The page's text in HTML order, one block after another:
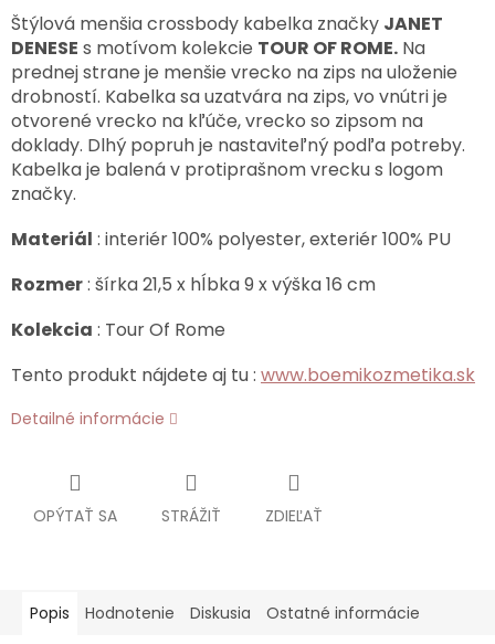
Štýlová menšia crossbody kabelka značky JANET
DENESE s motívom kolekcie TOUR OF ROME. Na
prednej strane je menšie vrecko na zips na uloženie
drobností. Kabelka sa uzatvára na zips, vo vnútri je
otvorené vrecko na kľúče, vrecko so zipsom na
doklady. Dlhý popruh je nastaviteľný podľa potreby.
Kabelka je balená v protiprašnom vrecku s logom
značky.
Materiál : interiér 100% polyester, exteriér 100% PU
Rozmer: šírka 21,5 x hĺbka 9 x výška 16 cm
Kolekcia : Tour Of Rome
Tento produkt nájdete aj tu : www.boemikozmetika.sk
Detailné informácie
OPÝTAŤ SA STRÁŽIŤ ZDIEĽAŤ
Popis Hodnotenie Diskusia Ostatné informácie